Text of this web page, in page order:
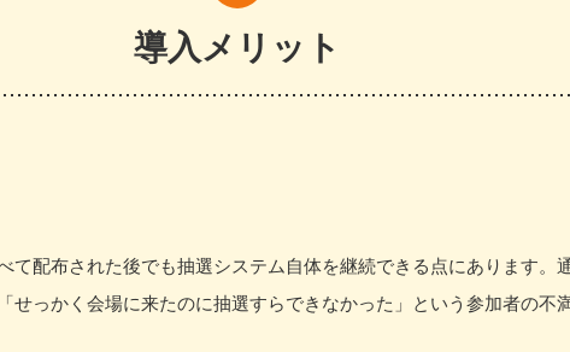
導入メリット
て配布された後でも抽選システム自体を継続できる点にあります。
せっかく会場に来たのに抽選すらできなかった」という参加者の不